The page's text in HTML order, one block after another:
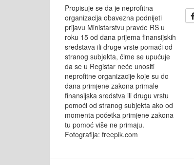
Propisuje se da je neprofitna
organizacija obavezna podnijeti
prijavu Ministarstvu pravde RS u
roku 15 od dana prijema finansijskih
sredstava ili druge vrste pomaći od
stranog subjekta, čime se upućuje
da se u Registar neće unositi
neprofitne organizacije koje su do
dana primjene zakona primale
finansijska sredstva ili drugu vrstu
pomoći od stranog subjekta ako od
momenta početka primjene zakona
tu pomoć više ne primaju.
Fotografija: freepik.com